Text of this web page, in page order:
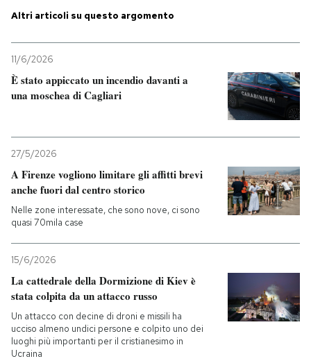
Economia
PODCAST
NEWSLETTER
I MIEI PREFERITI
CALENDARIO
AREA PERSONALE
Altri articoli su questo argomento
11/6/2026
È stato appiccato un incendio davanti a
una moschea di Cagliari
27/5/2026
A Firenze vogliono limitare gli affitti brevi
anche fuori dal centro storico
Nelle zone interessate, che sono nove, ci sono
quasi 70mila case
15/6/2026
La cattedrale della Dormizione di Kiev è
stata colpita da un attacco russo
Un attacco con decine di droni e missili ha
ucciso almeno undici persone e colpito uno dei
luoghi più importanti per il cristianesimo in
Ucraina